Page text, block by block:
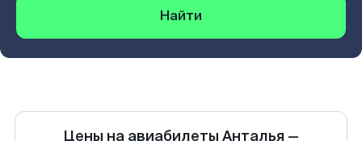
Найти
Цены на авиабилеты Анталья —